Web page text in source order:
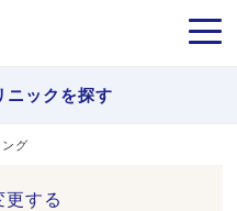
ニックを探す
グ
する